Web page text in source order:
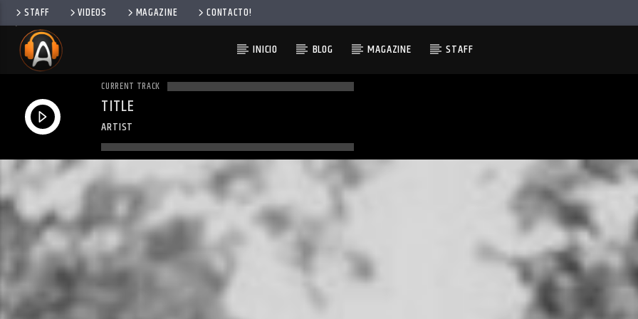
STAFF VIDEOS MAGAZINE CONTACTO!
INICIO BLOG MAGAZINE STAFF
CURRENT TRACK
TITLE
ARTIST